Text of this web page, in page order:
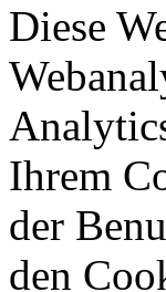
Diese
Ihrem
der
den